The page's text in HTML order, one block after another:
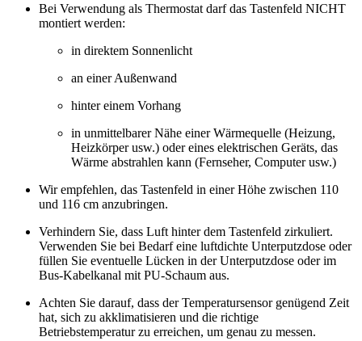
Bei Verwendung als Thermostat darf das Tastenfeld NICHT
montiert werden:
in direktem Sonnenlicht
an einer Außenwand
hinter einem Vorhang
in unmittelbarer Nähe einer Wärmequelle (Heizung,
Heizkörper usw.) oder eines elektrischen Geräts, das
Wärme abstrahlen kann (Fernseher, Computer usw.)
Wir empfehlen, das Tastenfeld in einer Höhe zwischen 110
und 116 cm anzubringen.
Verhindern Sie, dass Luft hinter dem Tastenfeld zirkuliert.
Verwenden Sie bei Bedarf eine luftdichte Unterputzdose oder
füllen Sie eventuelle Lücken in der Unterputzdose oder im
Bus-Kabelkanal mit PU-Schaum aus.
Achten Sie darauf, dass der Temperatursensor genügend Zeit
hat, sich zu akklimatisieren und die richtige
Betriebstemperatur zu erreichen, um genau zu messen.